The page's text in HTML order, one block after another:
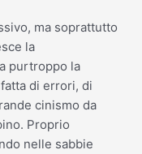
ma soprattutto
la
purtroppo la
di errori, di
cinismo da
Proprio
nelle sabbie